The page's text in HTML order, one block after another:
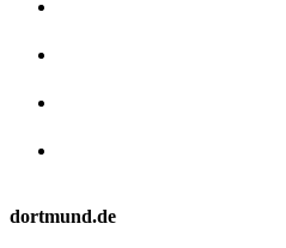
dortmund.de